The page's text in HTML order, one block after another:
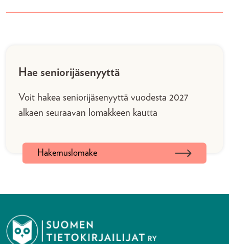
Hae seniorijäsenyyttä
Voit hakea seniorijäsenyyttä vuodesta 2027
alkaen seuraavan lomakkeen kautta
Hakemuslomake